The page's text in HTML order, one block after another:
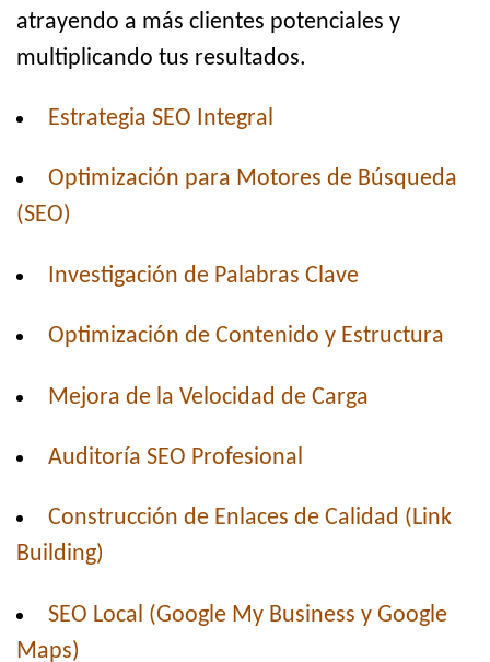
atrayendo a más clientes potenciales y
multiplicando tus resultados.
Estrategia SEO Integral
Optimización para Motores de Búsqueda
(SEO)
Investigación de Palabras Clave
Optimización de Contenido y Estructura
Mejora de la Velocidad de Carga
Auditoría SEO Profesional
Construcción de Enlaces de Calidad (Link
Building)
SEO Local (Google My Business y Google
Maps)